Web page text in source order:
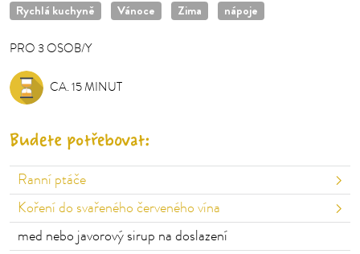
Rychlá kuchyně Vánoce Zima nápoje
PRO 3OSOB/Y
OSOB/Y
CA. 15 MINUT
Budete potřebovat:
Ranní ptáče
Koření do svařeného červeného vína
med nebo javorový sirup na doslazení